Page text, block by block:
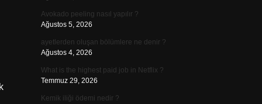
Avokado peeling nasıl yapılır ?
Ağustos 5, 2026
ayetlerden oluşan bölümlere ne denir ?
Ağustos 4, 2026
What is the highest paid job in Netflix ?
Temmuz 29, 2026
Kemik iliği ödemi nedir ?